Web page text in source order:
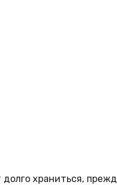
храниться,